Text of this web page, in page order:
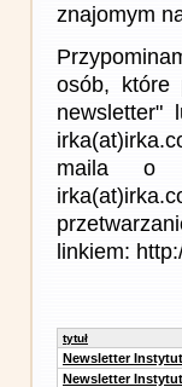
znajomym
osób, które
newsletter"
maila o
linkiem:
tytuł
Newsletter
Newsletter